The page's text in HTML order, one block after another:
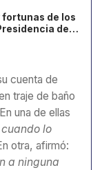
fortunas de los
de
cuenta de
traje de baño
una de ellas
lo
otra, afirmó:
a ninguna